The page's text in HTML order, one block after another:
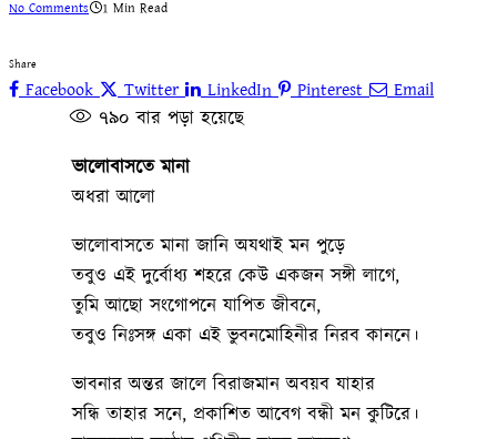
No Comments 1 Min Read
Share
Facebook Twitter LinkedIn Pinterest Email
৭৯০ বার পড়া হয়েছে
ভালোবাসতে মানা
অধরা আলো
ভালোবাসতে মানা জানি অযথাই মন পুড়ে
তবুও এই দুর্বোধ্য শহরে কেউ একজন সঙ্গী লাগে,
তুমি আছো সংগোপনে যাপিত জীবনে,
তবুও নিঃসঙ্গ একা এই ভুবনমোহিনীর নিরব কাননে।
ভাবনার অন্তর জালে বিরাজমান অবয়ব যাহার
সন্ধি তাহার সনে, প্রকাশিত আবেগ বন্ধী মন কুটিরে।